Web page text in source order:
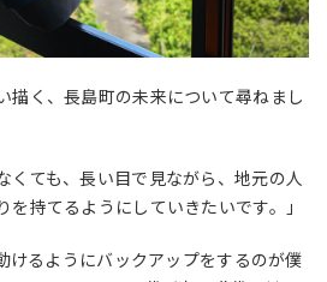
描く、長島町の未来について尋ねまし
くても、長い目で見ながら、地元の人
持てるようにしていきたいです。」
けるようにバックアップをするのが僕